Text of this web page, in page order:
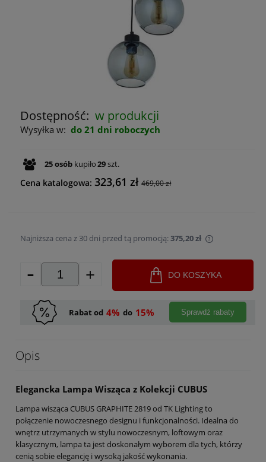
Dostępność: w produkcji
Wysyłka w: do 21 dni roboczych
25osób kupiło29szt.
Cena katalogowa:323,61 zł 469,00 zł
Najniższa cena z 30 dni przed tą promocją:375,20 zł
Jeżeli
30 dni,
sprzedaży.
- + DO KOSZYKA
Rabat od 4% do 15% Sprawdź rabaty
Opis
Elegancka Lampa Wisząca z Kolekcji CUBUS
Lampa wisząca CUBUS GRAPHITE 2819 od TK Lighting to
połączenie nowoczesnego designu i funkcjonalności. Idealna do
wnętrz utrzymanych w stylu nowoczesnym, loftowym oraz
klasycznym, lampa ta jest doskonałym wyborem dla tych, którzy
cenią sobie elegancję i wysoką jakość wykonania.